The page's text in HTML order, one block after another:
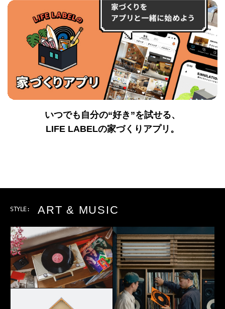
いつでも自分の“好き”を試せる、
LIFE LABELの家づくりアプリ。
STYLE: OUTDOOR